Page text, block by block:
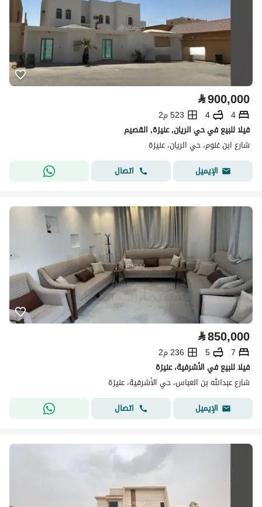
⃁900,000
4
4
523 م2
فيلا للبيع في حي الريان, عنيزة, القصيم
شارع ابن غنوم، حي الريان، عنيزة
الإيميل
اتصال
⃁850,000
7
5
236 م2
فيلا للبيع في الأشرفية، عنيزة
شارع عبدالله بن العباس، حي الأشرفية، عنيزة
الإيميل
اتصال